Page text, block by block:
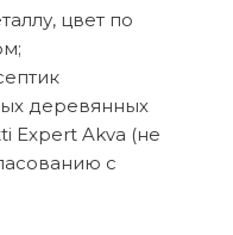
цвет по
деревянных
Expert Akva (не
с